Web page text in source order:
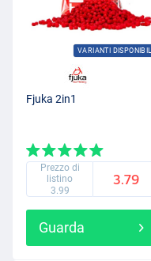
VARIANTI DISPONIBILI
Fjuka 2in1
Prezzo di
listino
3.99
3.79
Guarda